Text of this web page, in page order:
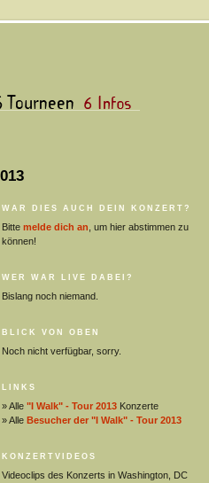
WAR DIES AUCH DEIN KONZERT?
Bitte melde dich an , um hier abstimmen zu
können!
WER WAR LIVE DABEI?
Bislang noch niemand.
BLICK VON OBEN
Noch nicht verfügbar, sorry.
LINKS
» Alle "I Walk" - Tour 2013Konzerte
» Alle Besucher der "I Walk" - Tour 2013
KONZERTVIDEOS
Videoclips des Konzerts in Washington, DC